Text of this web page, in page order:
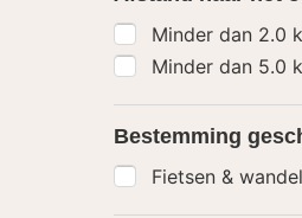
Minder dan 2.0
Minder dan 5.0
Bestemming
Fietsen &